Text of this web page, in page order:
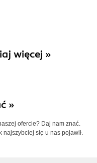
więcej »
»
ofercie? Daj nam znać.
najszybciej się u nas pojawił.